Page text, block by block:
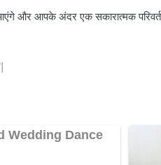
और आपके अंदर एक सकारात्मक